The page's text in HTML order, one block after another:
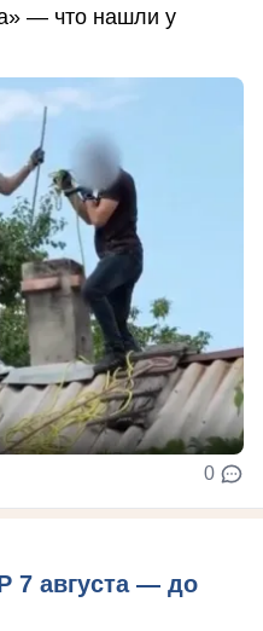
— что нашли у
0
7 августа — до